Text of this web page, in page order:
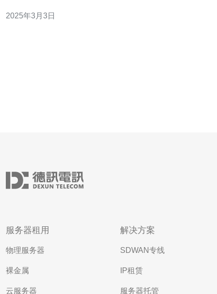
服务器是至关重要的。 香港作为一个国际性大都市，拥有
2025年3月3日
服务器租用
物理服务器
裸金属
云服务器
解决方案
SDWAN专线
IP租赁
服务器托管